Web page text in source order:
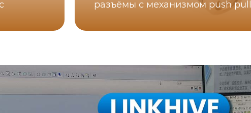
разъёмы с механизмом push pull